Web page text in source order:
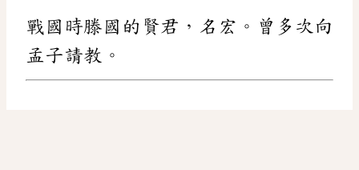
戰國時滕國的賢君，名宏。曾多次向
孟子請教。